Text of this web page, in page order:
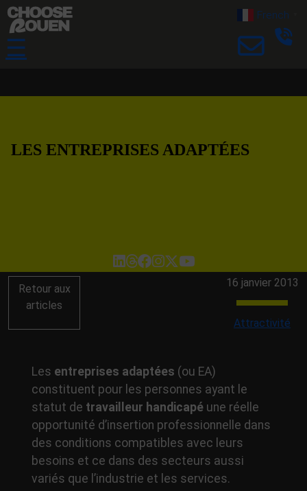
☰
French
LES ENTREPRISES ADAPTÉES
Retour aux
articles
16 janvier 2013
Attractivité
Les entreprises adaptées (ou EA)
constituent pour les personnes ayant le
statut de travailleur handicapéune réelle
opportunité d’insertion professionnelle dans
des conditions compatibles avec leurs
besoins et ce dans des secteurs aussi
variés que l’industrie et les services.